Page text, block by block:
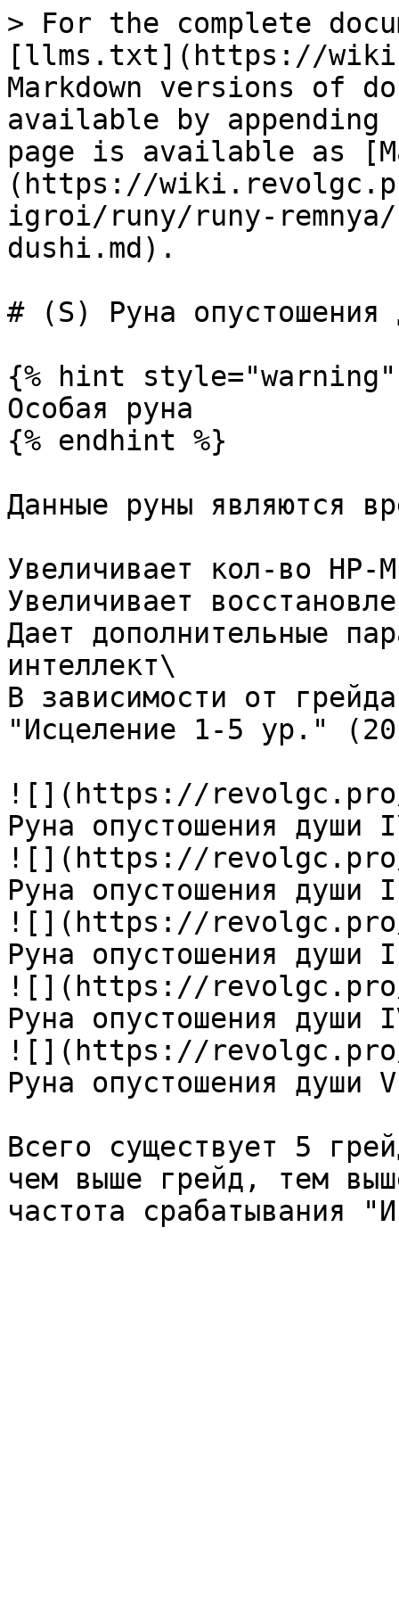
> For the complete
[llms.txt](https://
Markdown versions of
available by
page is available as
(https://
igroi/runy/runy-
dushi.md).
# (S) Руна опустошения
{% hint style="warning"
Особая руна
{% endhint %}
Данные руны являются
Увеличивает кол-во
Увеличивает
Дает дополнительные
интеллект\
В зависимости от
"Исцеление 1-5 ур."
![](https://revolgc.pro/
Руна опустошения души
![](https://revolgc.pro/
Руна опустошения души
![](https://revolgc.pro/
Руна опустошения
![](https://revolgc.pro/
Руна опустошения души
![](https://revolgc.pro/
Руна опустошения души V
Всего существует 5
чем выше грейд, тем